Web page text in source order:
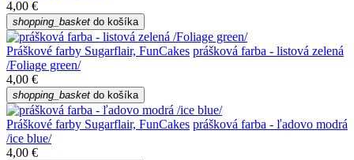
4,00 €
shopping_basket do košíka
Práškové farby Sugarflair, FunCakes prášková farba - listová zelená
/Foliage green/
4,00 €
shopping_basket do košíka
Práškové farby Sugarflair, FunCakes prášková farba - ľadovo modrá
/ice blue/
4,00 €